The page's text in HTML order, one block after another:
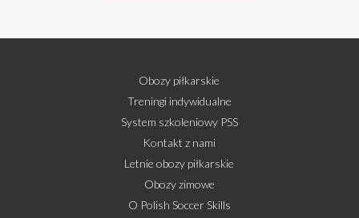
Obozy piłkarskie
Treningi indywidualne
System szkoleniowy PSS
Kontakt z nami
Letnie obozy piłkarskie
Obozy zimowe
O Polish Soccer Skills